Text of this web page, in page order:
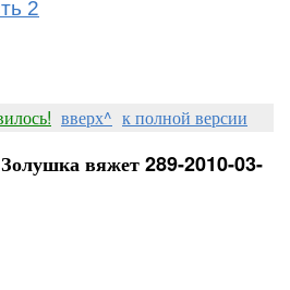
2
вверх^ к полной версии
вяжет 289-2010-03-